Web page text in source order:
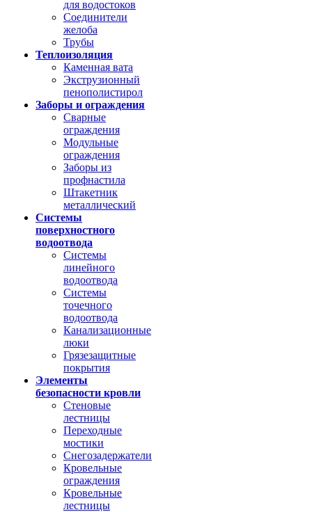
для водостоков
Соединители
желоба
Трубы
Теплоизоляция
Каменная вата
Экструзионный
пенополистирол
Заборы и ограждения
Сварные
ограждения
Модульные
ограждения
Заборы из
профнастила
Штакетник
металлический
Системы
поверхностного
водоотвода
Системы
линейного
водоотвода
Системы
точечного
водоотвода
Канализационные
люки
Грязезащитные
покрытия
Элементы
безопасности кровли
Стеновые
лестницы
Переходные
мостики
Снегозадержатели
Кровельные
ограждения
Кровельные
лестницы